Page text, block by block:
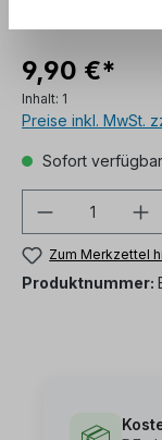
9,90 €*
Inhalt: 1
Preise inkl. MwSt.
Sofort
Zum Merkzettel
Produktnummer: